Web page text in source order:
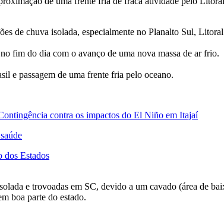
de chuva isolada, especialmente no Planalto Sul,
fim do dia com o avanço de uma nova massa de ar frio.
e passagem de uma frente fria pelo oceano.
contra os impactos do El Niño em Itajaí
dos Estados
e trovoadas em SC, devido a um cavado (área de
boa parte do estado.